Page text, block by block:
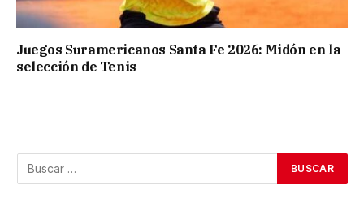
Juegos Suramericanos Santa Fe 2026: Midón en la
selección de Tenis